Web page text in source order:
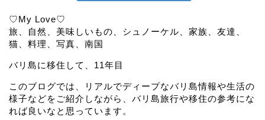
♡My Love♡
旅、自然、美味しいもの、シュノーケル、家族、友達、
猫、料理、写真、南国
バリ島に移住して、11年目
このブログでは、リアルでディープなバリ島情報や生活の
様子などをご紹介しながら、バリ島旅行や移住の参考にな
れば良いなと思っています。